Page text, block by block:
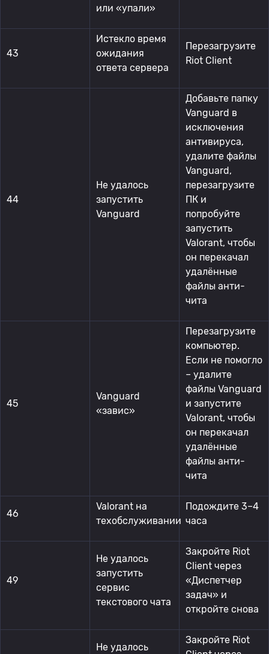
или «упали»
43
Истекло время
ожидания
ответа сервера
Перезагрузите
Riot Client
44
Не удалось
запустить
Vanguard
Добавьте папку
Vanguard в
исключения
антивируса,
удалите файлы
Vanguard,
перезагрузите
ПК и
попробуйте
запустить
Valorant, чтобы
он перекачал
удалённые
файлы анти-
чита
45
Vanguard
«завис»
Перезагрузите
компьютер.
Если не помогло
– удалите
файлы Vanguard
и запустите
Valorant, чтобы
он перекачал
удалённые
файлы анти-
чита
46
Valorant на
техобслуживании
Подождите 3–4
часа
49
Не удалось
запустить
сервис
текстового чата
Закройте Riot
Client через
«Диспетчер
задач» и
откройте снова
Не удалось
Закройте Riot